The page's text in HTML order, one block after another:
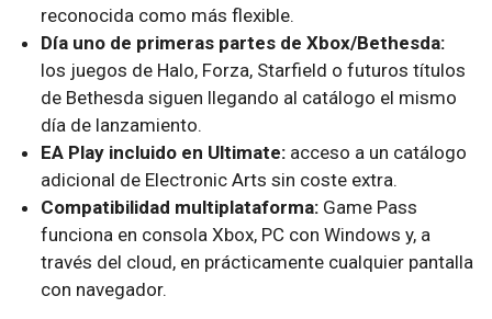
reconocida como más flexible.
Día uno de primeras partes de Xbox/Bethesda:
los juegos de Halo, Forza, Starfield o futuros títulos
de Bethesda siguen llegando al catálogo el mismo
día de lanzamiento.
EA Play incluido en Ultimate: acceso a un catálogo
adicional de Electronic Arts sin coste extra.
Compatibilidad multiplataforma: Game Pass
funciona en consola Xbox, PC con Windows y, a
través del cloud, en prácticamente cualquier pantalla
con navegador.